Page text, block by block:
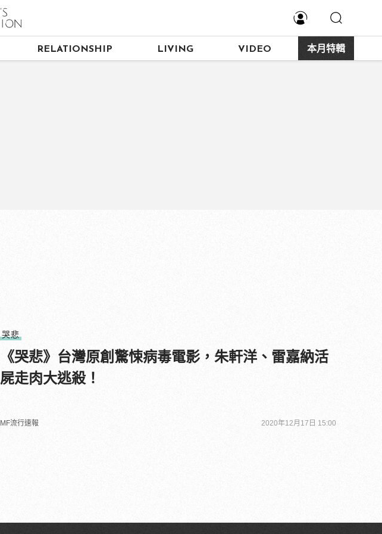
RELATIONSHIP LIVING VIDEO 本月特輯
哭悲
《哭悲》台灣原創驚悚病毒電影，朱軒洋、雷嘉納活
屍走肉大逃殺！
MF流行速報 2020年12月17日 15:00